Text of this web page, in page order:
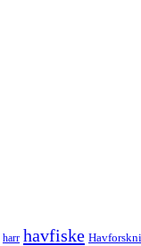
harr havfiske